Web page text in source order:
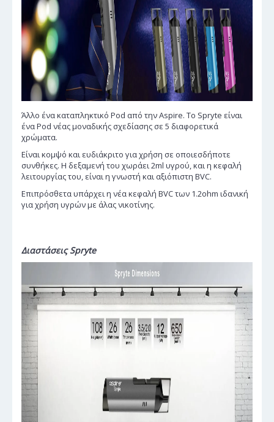
Άλλο ένα καταπληκτικό Pod από την Aspire. Το Spryte είναι
ένα Pod νέας μοναδικής σχεδίασης σε 5 διαφορετικά
χρώματα.
Είναι κομψό και ευδιάκριτο για χρήση σε οποιεσδήποτε
συνθήκες. Η δεξαμενή του χωράει 2ml υγρού, και η κεφαλή
λειτουργίας του, είναι η γνωστή και αξιόπιστη BVC.
Επιπρόσθετα υπάρχει η νέα κεφαλή BVC των 1.2ohm ιδανική
για χρήση υγρών με άλας νικοτίνης.
Διαστάσεις Spryte